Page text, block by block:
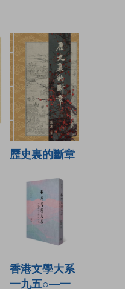
歷史裏的斷章
香港文學大系
一九五○—一